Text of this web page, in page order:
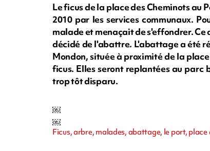
Le ficus de la place des Cheminots au
2010 par les services communaux.
malade et menaçait de s'effondrer.
décidé de l'abattre. L'abattage a été
Mondon, située à proximité de la
ficus. Elles seront replantées au parc
trop tôt disparu.
￼
￼
Ficus, arbre, malades, abattage, le port,